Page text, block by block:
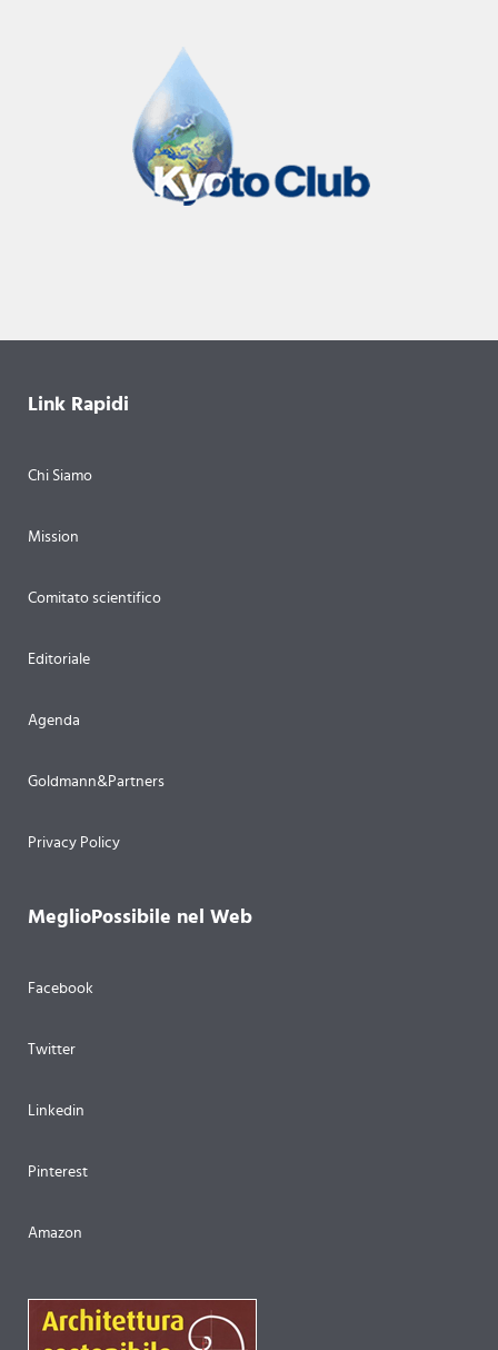
Link Rapidi
Chi Siamo
Mission
Comitato scientifico
Editoriale
Agenda
Goldmann&Partners
Privacy Policy
MeglioPossibile nel Web
Facebook
Twitter
Linkedin
Pinterest
Amazon